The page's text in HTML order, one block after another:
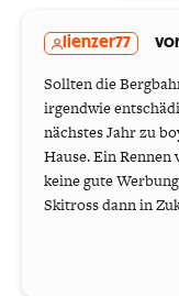
lienzer77
Sollten die
irgendwie
nächstes Jahr zu
Hause. Ein
keine gute
Skitross dann in